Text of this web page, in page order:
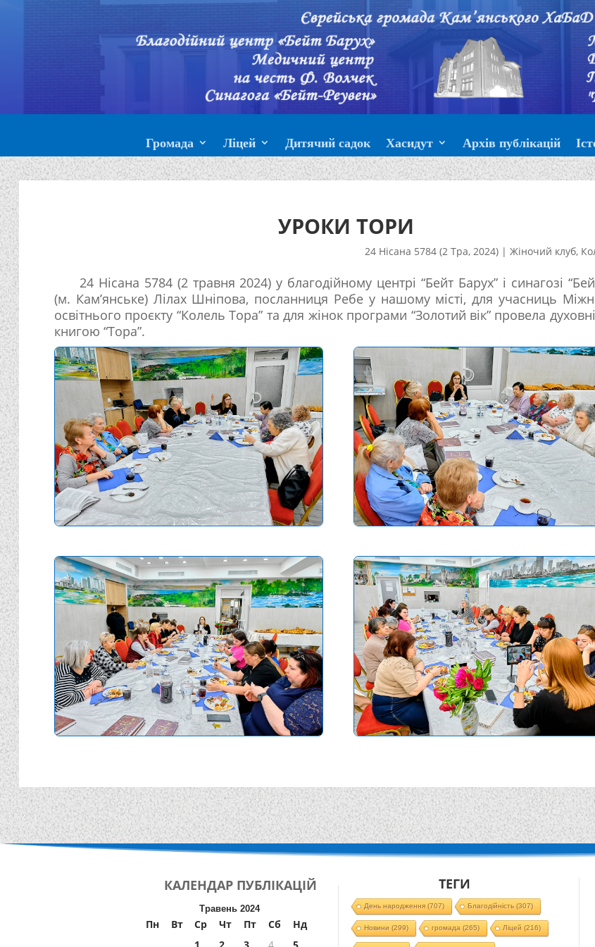
Громада Ліцей Дитячий садок Хасидут Архів публікацій
УРОКИ ТОРИ
24 Нісана 5784 (2 Тра, 2024)| Жіночий клуб,
24 Нісана 5784 (2 травня 2024) у благодійному центрі “Бейт Барух” і синагозі
(м. Кам’янське) Лілах Шніпова, посланниця Ребе у нашому місті, для учасниць
освітнього проєкту “Колель Тора” та для жінок програми “Золотий вік” провела
книгою “Тора”.
КАЛЕНДАР ПУБЛІКАЦІЙ
Травень 2024
Пн Вт Ср Чт Пт Сб
Нд
ТЕГИ
День народження(707) Благодійність(307)
Новини (299) громада (265) Ліцей (216)